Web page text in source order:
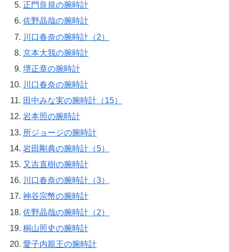
正門良規の腕時計
佐野晶哉の腕時計
川口春奈の腕時計（2）
京本大我の腕時計
堺正章の腕時計
川口春奈の腕時計
田中みな実の腕時計（15）
岩本照の腕時計
所ジョージの腕時計
岩田剛典の腕時計（5）
又吉直樹の腕時計
川口春奈の腕時計（3）
神谷宗幣の腕時計
佐野晶哉の腕時計（2）
桐山照史の腕時計
愛子内親王の腕時計